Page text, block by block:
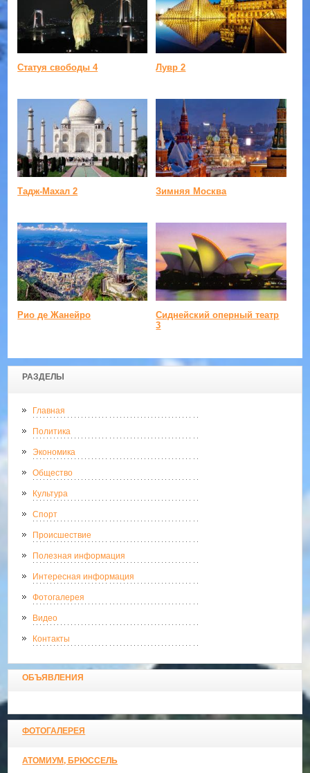
РАЗДЕЛЫ
Главная
Политика
Экономика
Общество
Культура
Спорт
Происшествие
Полезная информация
Интересная информация
Фотогалерея
Видео
Контакты
ОБЪЯВЛЕНИЯ
ФОТОГАЛЕРЕЯ
АТОМИУМ, БРЮССЕЛЬ
Статуя свободы 4 Лувр 2
Тадж-Махал 2 Зимняя Москва
Рио де Жанейро
Сиднейский оперный театр
3